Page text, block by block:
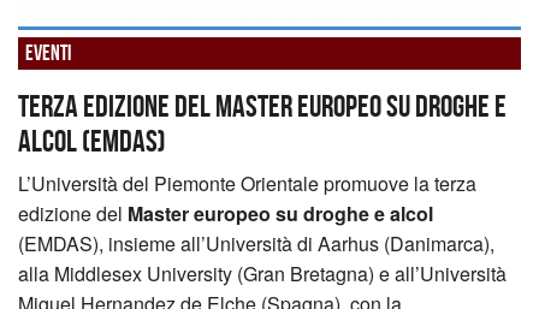
Eventi
Terza edizione del Master europeo su droghe e
alcol (EMDAS)
L’Università del Piemonte Orientale promuove la terza
edizione del Master europeo su droghe e alcol
(EMDAS), insieme all’Università di Aarhus (Danimarca),
alla Middlesex University (Gran Bretagna) e all’Università